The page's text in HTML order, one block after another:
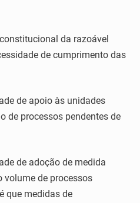
da razoável
de cumprimento das
de apoio às unidades
de processos pendentes de
de adoção de medida
volume de processos
que medidas de